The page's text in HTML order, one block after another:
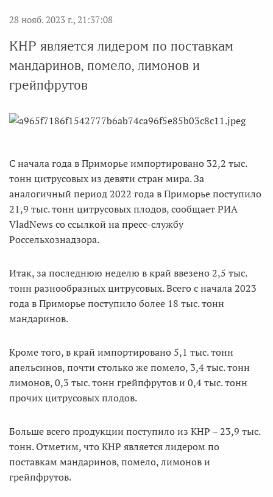
28 нояб. 2023 г., 21:37:08
КНР является лидером по поставкам
мандаринов, помело, лимонов и
грейпфрутов
С начала года в Приморье импортировано 32,2 тыс.
тонн цитрусовых из девяти стран мира. За
аналогичный период 2022 года в Приморье поступило
21,9 тыс. тонн цитрусовых плодов, сообщает РИА
VladNews со ссылкой на пресс-службу
Россельхознадзора.
Итак, за последнюю неделю в край ввезено 2,5 тыс.
тонн разнообразных цитрусовых. Всего с начала 2023
года в Приморье поступило более 18 тыс. тонн
мандаринов.
Кроме того, в край импортировано 5,1 тыс. тонн
апельсинов, почти столько же помело, 3,4 тыс. тонн
лимонов, 0,3 тыс. тонн грейпфрутов и 0,4 тыс. тонн
прочих цитрусовых плодов.
Больше всего продукции поступило из КНР – 23,9 тыс.
тонн. Отметим, что КНР является лидером по
поставкам мандаринов, помело, лимонов и
грейпфрутов.